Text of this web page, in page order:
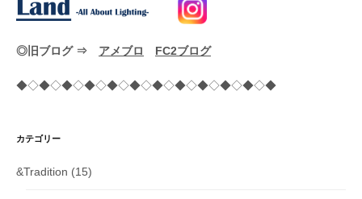
◎旧ブログ ⇒ アメブロ FC2ブログ
◆◇◆◇◆◇◆◇◆◇◆◇◆◇◆◇◆◇◆◇◆◇◆
カテゴリー
&Tradition (15)